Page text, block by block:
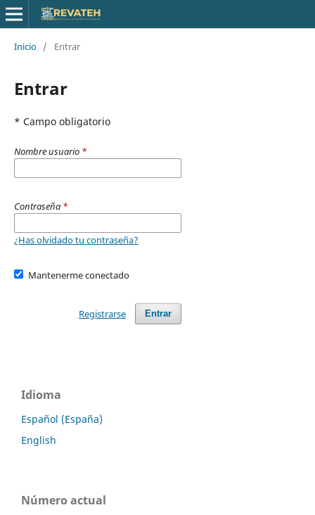
Inicio / Entrar
Entrar
* Campo obligatorio
Nombre usuario *
Contraseña *
¿Has olvidado tu contraseña?
Mantenerme conectado
Entrar
Registrarse
Idioma
Español (España)
English
Número actual